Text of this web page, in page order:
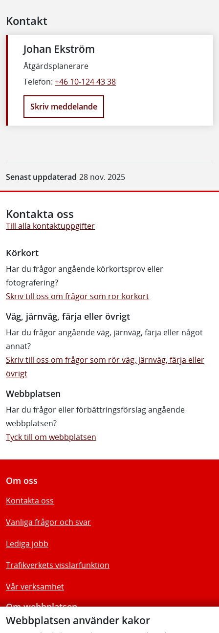
Kontakt
Johan Ekström
Åtgärdsplanerare
Telefon: +46 10-124 43 38
Skriv meddelande
Senast uppdaterad 28 nov. 2025
Webbplatsen använder kakor
Kontakta oss
Till alla kontaktuppgifter
Körkort
Har du frågor angående körkortsprov eller
fotografering?
Skriv till oss om frågor som rör körkort
Väg, järnväg, färja eller övrigt
Har du frågor angående väg, järnväg, färja eller något
annat?
Skriv till oss om frågor som rör väg, järnväg, färja eller
övrigt
Webbplatsen
Har du frågor eller förbättringsförslag angående
webbplatsen?
Tyck till om webbplatsen
Om oss
Kontakta oss
Vanliga frågor och svar
Lediga jobb
Trafikverkets visslarfunktion
Vår verksamhet
Om webbplatsen
Tillgänglighetsredogörelse